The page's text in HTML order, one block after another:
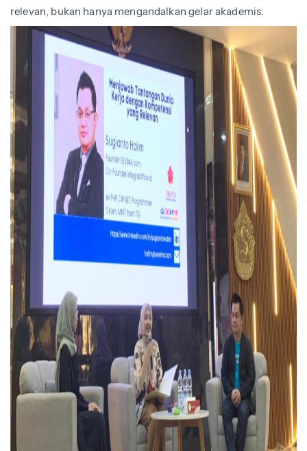
relevan, bukan hanya mengandalkan gelar akademis.